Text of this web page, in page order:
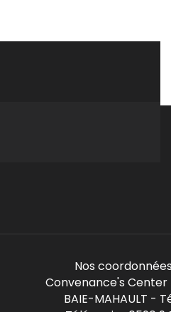
Nos coordonnées
Convenance's Center
BAIE-MAHAULT -